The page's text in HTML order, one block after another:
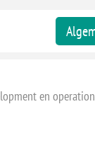
en